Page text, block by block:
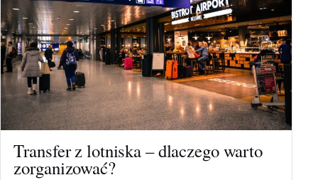
Transfer z lotniska – dlaczego warto
zorganizować?